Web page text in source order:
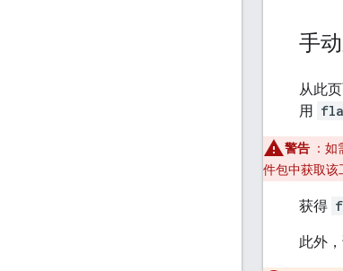
手
从此
用
警告 ：
件包中获取该
获得
此外